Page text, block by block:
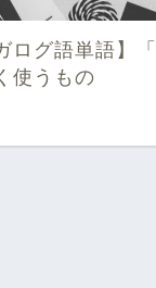
ログ語単語】
使うもの